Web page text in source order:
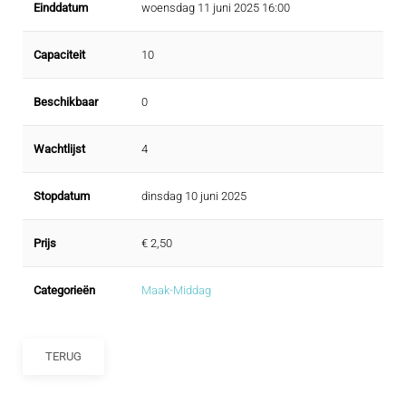
Einddatum woensdag 11 juni 2025 16:00
Capaciteit 10
Beschikbaar 0
Wachtlijst 4
Stopdatum dinsdag 10 juni 2025
Prijs € 2,50
Categorieën Maak-Middag
TERUG